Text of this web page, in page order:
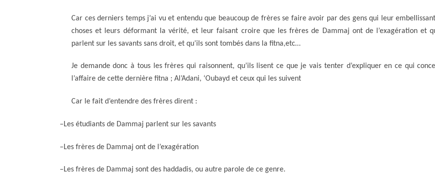
Car ces derniers temps j’ai vu et entendu que beaucoup de frères se faire avoir par des gens qui leur
choses et leurs déformant la vérité, et leur faisant croire que les frères de Dammaj ont de l’exagération et
parlent sur les savants sans droit, et qu’ils sont tombés dans la fitna,etc…
Je demande donc à tous les frères qui raisonnent, qu’ils lisent ce que je vais tenter d’expliquer en ce qui
l’affaire de cette dernière fitna ; Al’Adani, ‘Oubayd et ceux qui les suivent
Car le fait d’entendre des frères dirent :
–Les étudiants de Dammaj parlent sur les savants
–Les frères de Dammaj ont de l’exagération
–Les frères de Dammaj sont des haddadis, ou autre parole de ce genre.